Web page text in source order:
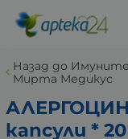
Назад до
Мирта Медикус
капсули *